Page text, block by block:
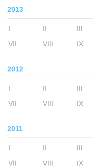
2013
I II III
VII
VIII IX
2012
I II III
VII
VIII IX
2011
I II III
VII
VIII IX